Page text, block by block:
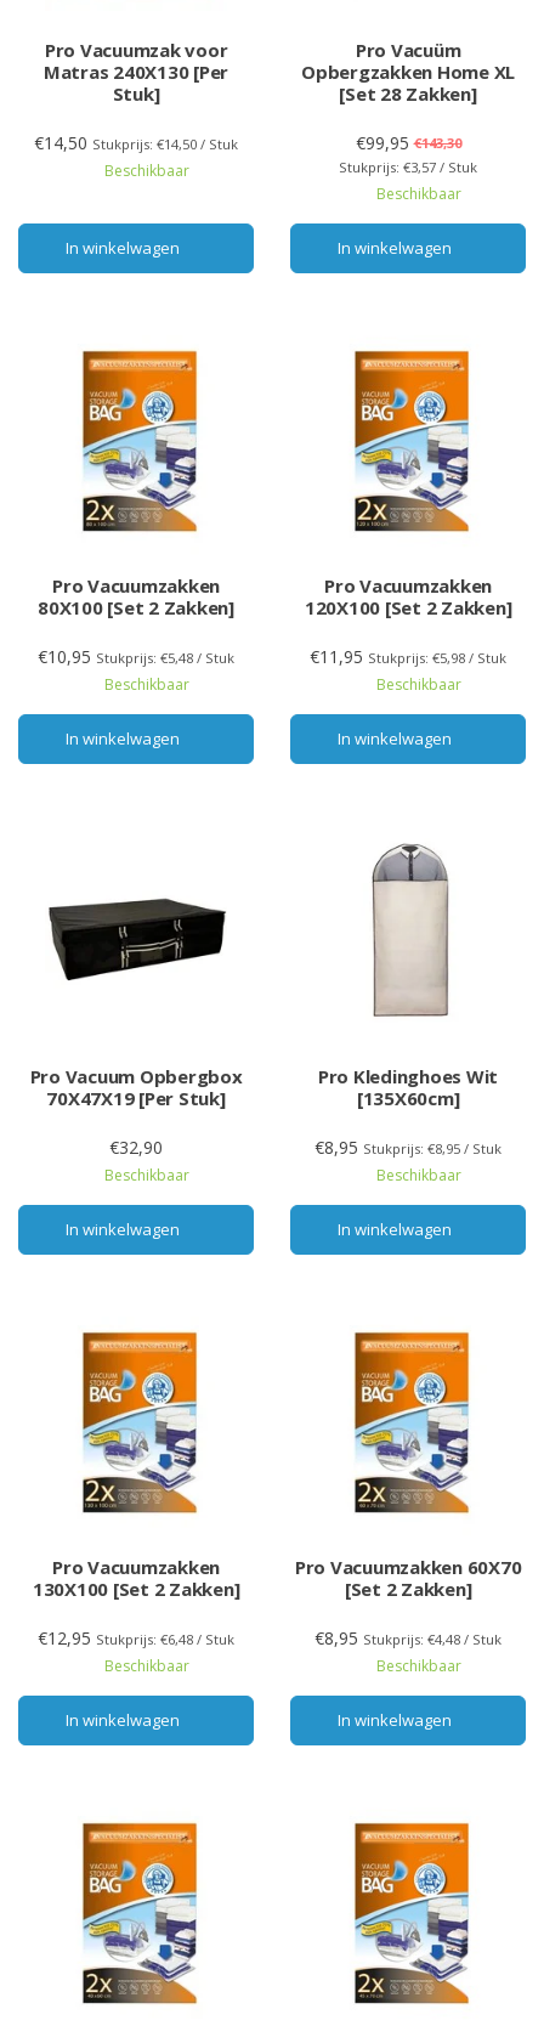
Pro Vacuumzak voor
Matras 240X130 [Per
Stuk]
€14,50 Stukprijs: €14,50 / Stuk
Beschikbaar
In winkelwagen
Pro Vacuüm
Opbergzakken Home XL
[Set 28 Zakken]
€99,95 €143,30
Stukprijs: €3,57 / Stuk
Beschikbaar
In winkelwagen
Pro Vacuumzakken
80X100 [Set 2 Zakken]
€10,95 Stukprijs: €5,48 / Stuk
Beschikbaar
In winkelwagen
Pro Vacuumzakken
120X100 [Set 2 Zakken]
€11,95 Stukprijs: €5,98 / Stuk
Beschikbaar
In winkelwagen
Pro Vacuum Opbergbox
70X47X19 [Per Stuk]
€32,90
Beschikbaar
In winkelwagen
Pro Kledinghoes Wit
[135X60cm]
€8,95 Stukprijs: €8,95 / Stuk
Beschikbaar
In winkelwagen
Pro Vacuumzakken
130X100 [Set 2 Zakken]
€12,95 Stukprijs: €6,48 / Stuk
Beschikbaar
In winkelwagen
Pro Vacuumzakken 60X70
[Set 2 Zakken]
€8,95 Stukprijs: €4,48 / Stuk
Beschikbaar
In winkelwagen